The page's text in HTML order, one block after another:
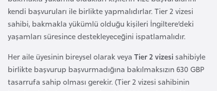
kendi başvuruları ile birlikte yapmalıdırlar. Tier 2 vizesi
sahibi, bakmakla yükümlü olduğu kişileri İngiltere’deki
yaşamları süresince destekleyeceğini ispatlamalıdır.
Her aile üyesinin bireysel olarak veya Tier 2 vizesi sahibiyle
birlikte başvurup başvurmadığına bakılmaksızın 630 GBP
tasarrufa sahip olması gerekir. (Tier 2 vizesi sahibinin
e
n
i
t
a
n